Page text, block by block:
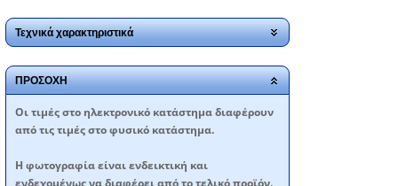
Τεχνικά χαρακτηριστικά
ΠΡΟΣΟΧΗ
Oι τιμές στο ηλεκτρονικό κατάστημα διαφέρουν
από τις τιμές στο φυσικό κατάστημα.
Η φωτογραφία είναι ενδεικτική και
ενδεχομένως να διαφέρει από το τελικό προϊόν.